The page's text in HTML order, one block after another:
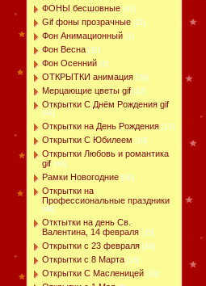
ФОНЫ бесшовные [41]
Gif фоны прозрачные [21]
Фон Анимационный [1]
Фон Весна [11]
Фон Осенний [4]
ОТКРЫТКИ анимация [39]
Мерцающие цветы gif [22]
Открытки С Днём Рождения gif
[44]
Открытки на День Рождения [13]
Открытки С Юбилеем [10]
Открытки Любовь и романтика
gif [43]
Рамки Новогодние [16]
Открытки на
Профессиональные праздники
[48]
Отктытки на день Св.
Валентина, 14 февраля [15]
Открытки с 23 февраля [16]
Открытки с 8 Марта [15]
Открытки С Масленицей [10]